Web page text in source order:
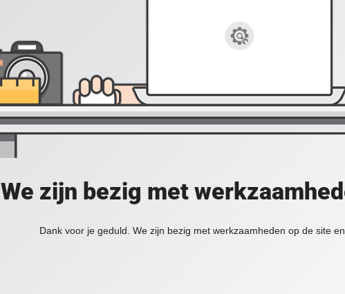
We zijn bezig met
Dank voor je geduld. We zijn bezig met werkzaamheden op de site